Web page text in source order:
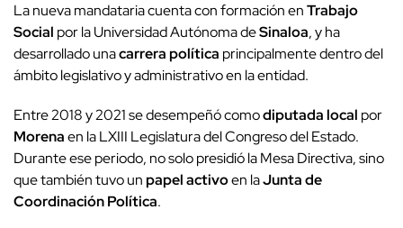
La nueva mandataria cuenta con formación enTrabajo
Social por la Universidad Autónoma deSinaloa, y ha
desarrollado unacarrera política principalmente dentro del
ámbito legislativo y administrativo en la entidad.
Entre 2018 y 2021 se desempeñó comodiputada local por
Morenaen la LXIII Legislatura del Congreso del Estado.
Durante ese periodo, no solo presidió la Mesa Directiva, sino
que también tuvo unpapel activoen laJunta de
Coordinación Política.